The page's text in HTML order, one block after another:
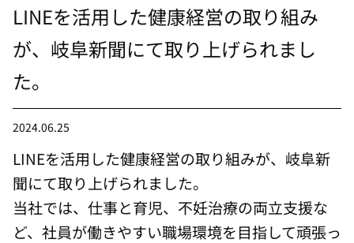
LINEを活用した健康経営の取り組み
が、岐阜新聞にて取り上げられまし
た。
2024.06.25
LINEを活用した健康経営の取り組みが、岐阜新
聞にて取り上げられました。
当社では、仕事と育児、不妊治療の両立支援な
ど、社員が働きやすい職場環境を目指して頑張っ